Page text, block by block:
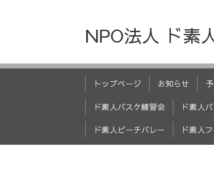
NPO法人 ド素
トップページ お知らせ
ド素人バスケ練習会 ド素人
ド素人ビーチバレー ド素人